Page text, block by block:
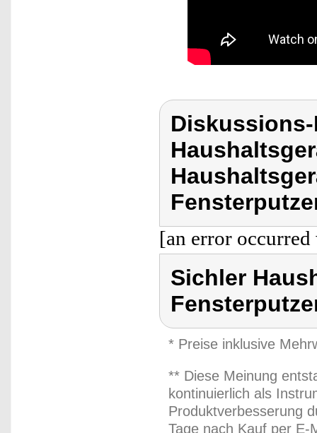
[an error
Sichler
* Preise inklusive
** Diese Meinung
kontinuierlich als
Produktverbesserung
Tage nach Kauf per E-